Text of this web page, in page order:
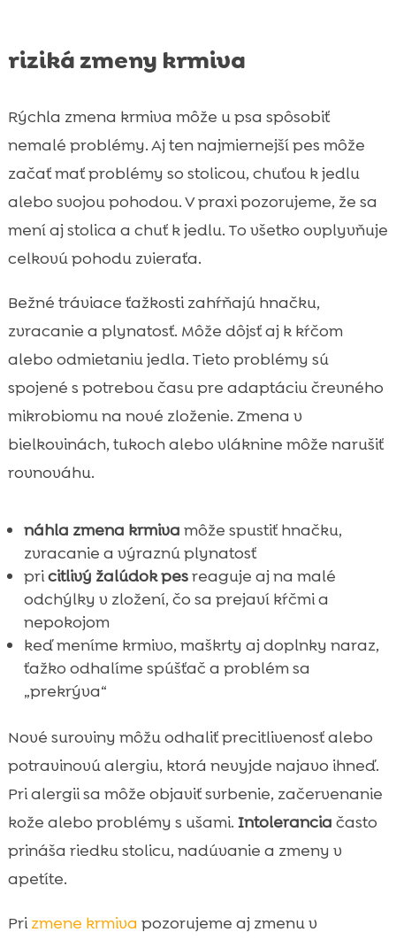
riziká zmeny krmiva
Rýchla zmena krmiva môže u psa spôsobiť
nemalé problémy. Aj ten najmiernejší pes môže
začať mať problémy so stolicou, chuťou k jedlu
alebo svojou pohodou. V praxi pozorujeme, že sa
mení aj stolica a chuť k jedlu. To všetko ovplyvňuje
celkovú pohodu zvieraťa.
Bežné tráviace ťažkosti zahŕňajú hnačku,
zvracanie a plynatosť. Môže dôjsť aj k kŕčom
alebo odmietaniu jedla. Tieto problémy sú
spojené s potrebou času pre adaptáciu črevného
mikrobiomu na nové zloženie. Zmena v
bielkovinách, tukoch alebo vláknine môže narušiť
rovnováhu.
náhla zmena krmiva môže spustiť hnačku,
zvracanie a výraznú plynatosť
pricitlivý žalúdok pesreaguje aj na malé
odchýlky v zložení, čo sa prejaví kŕčmi a
nepokojom
keď meníme krmivo, maškrty aj doplnky naraz,
ťažko odhalíme spúšťač a problém sa
„prekrýva“
Nové suroviny môžu odhaliť precitlivenosť alebo
potravinovú alergiu, ktorá nevyjde najavo ihneď.
Pri alergii sa môže objaviť svrbenie, začervenanie
kože alebo problémy s ušami. Intolerancia často
prináša riedku stolicu, nadúvanie a zmeny v
apetíte.
Prizmene krmiva pozorujeme aj zmenu v